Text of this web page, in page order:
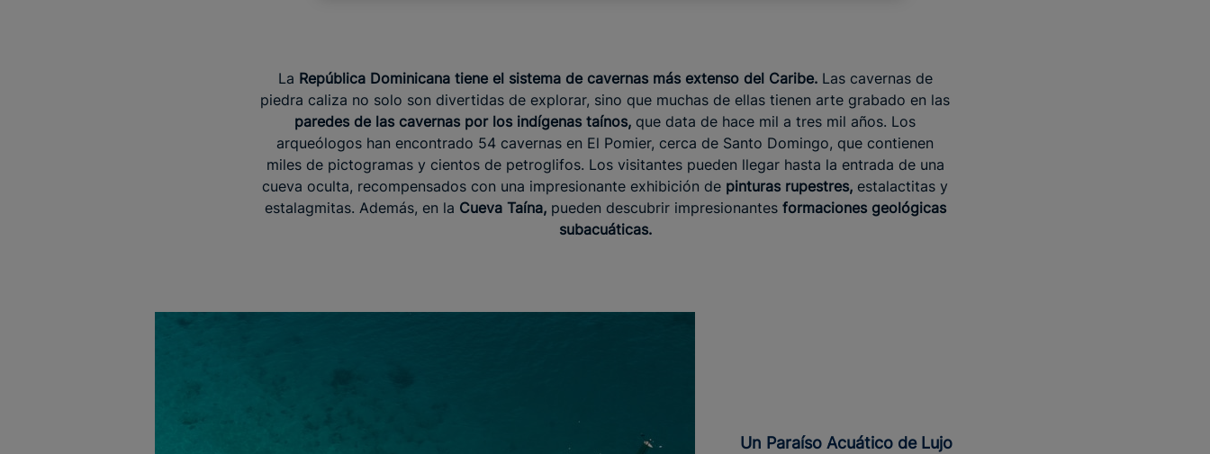
La República Dominicana tiene el sistema de cavernas más extenso del Caribe.Las cavernas de
piedra caliza no solo son divertidas de explorar, sino que muchas de ellas tienen arte grabado en las
paredes de las cavernas por los indígenas taínos, que data de hace mil a tres mil años. Los
arqueólogos han encontrado 54 cavernas en El Pomier, cerca de Santo Domingo, que contienen
miles de pictogramas y cientos de petroglifos. Los visitantes pueden llegar hasta la entrada de una
cueva oculta, recompensados con una impresionante exhibición de pinturas rupestres, estalactitas y
estalagmitas. Además, en la Cueva Taína,pueden descubrir impresionantes formaciones geológicas
subacuáticas.
Un Paraíso Acuático de Lujo